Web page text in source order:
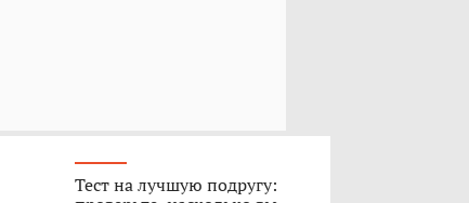
Тест на лучшую подругу: